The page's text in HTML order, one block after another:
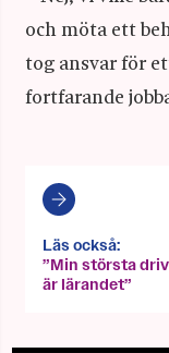
och möta ett
tog ansvar för
fortfarande
Läs också:
”Min största
är lärandet”